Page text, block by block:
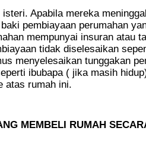
Apabila mereka
pembiayaan perumahan
mempunyai insuran atau
tidak diselesaikan
menyelesaikan tunggakan
ibubapa ( jika masih
atas rumah ini.
MEMBELI RUMAH